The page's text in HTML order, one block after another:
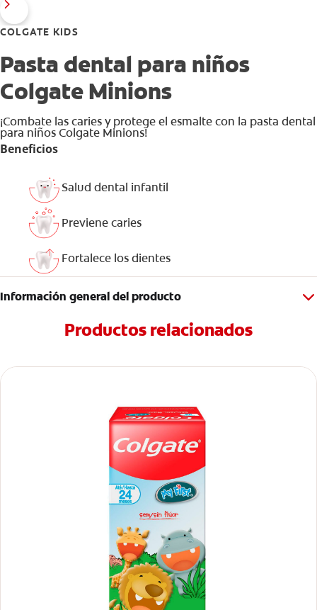
COLGATE KIDS
Pasta dental para niños
Colgate Minions
¡Combate las caries y protege el esmalte con la pasta dental
para niños Colgate Minions!
Beneficios
Salud dental infantil
Previene caries
Fortalece los dientes
Información general del producto
Productos relacionados